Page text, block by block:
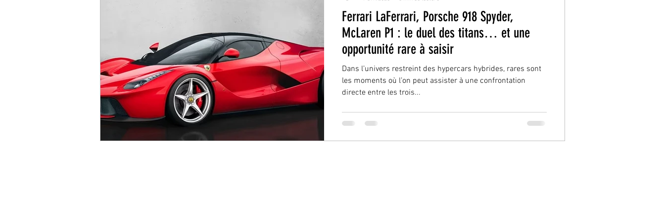
Ferrari LaFerrari, Porsche 918 Spyder,
McLaren P1 : le duel des titans… et une
opportunité rare à saisir
Dans l’univers restreint des hypercars hybrides, rares sont
les moments où l’on peut assister à une confrontation
directe entre les trois...